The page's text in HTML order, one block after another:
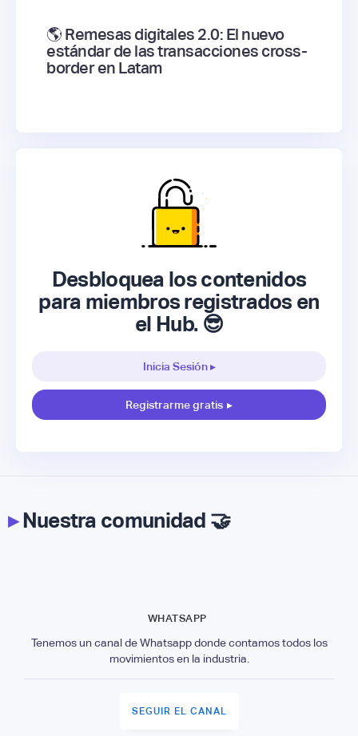
🌎 Remesas digitales 2.0: El nuevo
estándar de las transacciones cross-
border en Latam
Desbloquea los contenidos
para miembros registrados en
el Hub. 😎
Inicia Sesión ▸
Registrarme gratis ▸
▸Nuestra comunidad 🤝
WHATSAPP
Tenemos un canal de Whatsapp donde contamos todos los
movimientos en la industria.
SEGUIR EL CANAL